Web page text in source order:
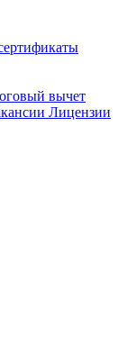
вычет
Лицензии